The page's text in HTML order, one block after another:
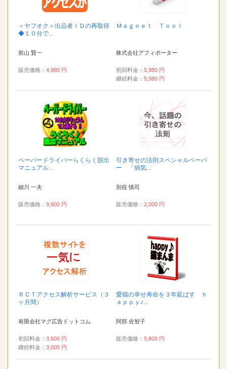
＜ヤフオク＞出品者ＩＤの再取得
◆１０分で...
前山 賢一
販売価格： 4,980 円
Ｍａｇｎｅｔ Ｔｏｏｌ
株式会社アフィポーター
初回料金： 5,980 円
継続料金： 5,980 円
ペーパードライバーらくらく脱出
マニュアル...
細川 一夫
販売価格： 9,900 円
引き寄せの法則スペシャルペーパ
ー 「病気...
別役 慎司
販売価格： 2,000 円
ＲＣＴアクセス解析サービス（３
ヶ月間）
有限会社マグ広告ドットコム
初回料金： 3,600 円
継続料金： 3,600 円
愛猫の幸せ寿命を３年延ばす ｈ
ａｐｐｙ♪...
阿部 佐智子
販売価格： 5,800 円